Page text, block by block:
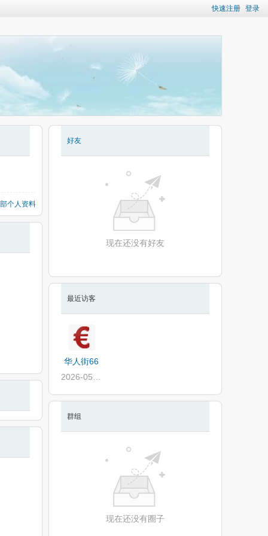
快速注册 登录
个人资料
好友
现在还没有好友
最近访客
华人街66
群组
现在还没有圈子